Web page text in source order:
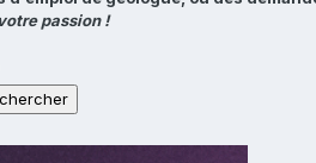
passion !